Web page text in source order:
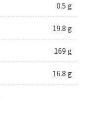
0.5 g
19.8 g
169 g
16.8 g